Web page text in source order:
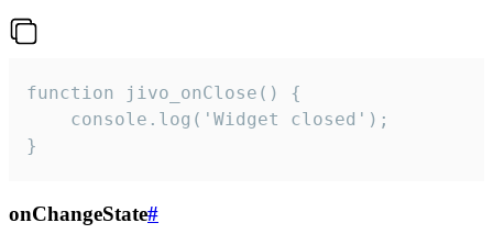
function jivo_onClose() {
    console.log('Widget closed');
}
onChangeState#